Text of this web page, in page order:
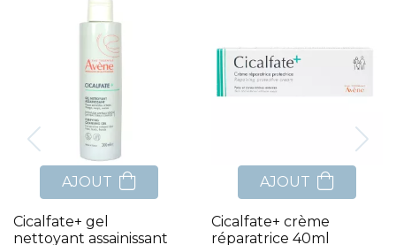
AJOUT
Cicalfate+ gel
nettoyant assainissant
AJOUT
Cicalfate+ crème
réparatrice 40ml